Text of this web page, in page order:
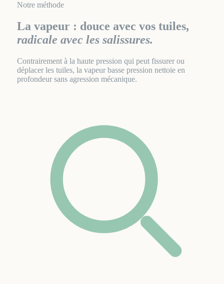
Notre méthode
La vapeur : douce avec vos tuiles,
radicale avec les salissures.
Contrairement à la haute pression qui peut fissurer ou
déplacer les tuiles, la vapeur basse pression nettoie en
profondeur sans agression mécanique.